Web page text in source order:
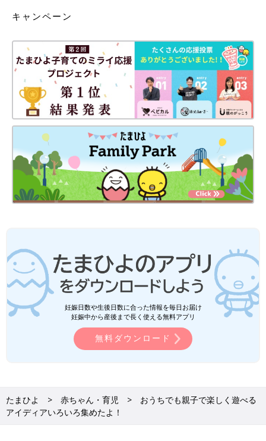
キャンペーン
妊娠日数や生後日数に合った情報を毎日お届け
妊娠中から産後まで長く使える無料アプリ
無料ダウンロード
たまひよ 赤ちゃん・育児
おうちでも親子で楽しく遊べる
アイディアいろいろ集めたよ！